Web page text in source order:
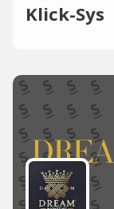
Klick-Sys